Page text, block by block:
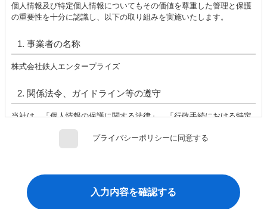
個人情報及び特定個人情報についてもその価値を尊重した管理と保護
の重要性を十分に認識し、以下の取り組みを実施いたします。
1. 事業者の名称
株式会社鉄人エンタープライズ
2. 関係法令、ガイドライン等の遵守
当社は、「個人情報の保護に関する法律」、「行政手続における特定
保護に関する法律についての経済産業分野を対象とするガイドライ
ン」、 「特定個人情報の適正な取扱いに関するガイドライン（事業者
3. 利用目的
プライバシーポリシーに同意する